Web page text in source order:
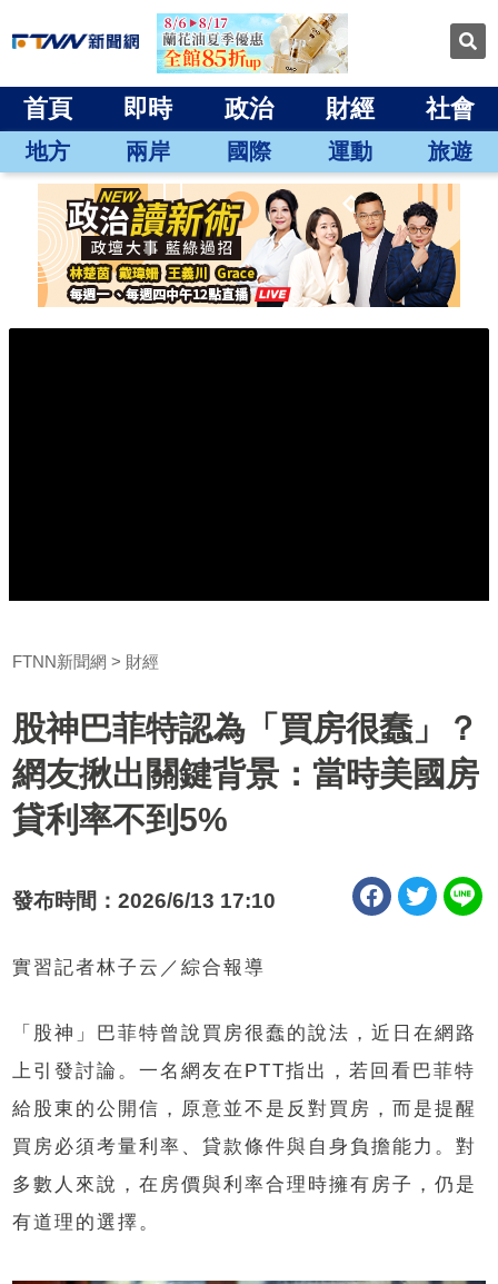
首頁 即時 政治 財經 社會
地方 兩岸 國際 運動 旅遊
FTNN新聞網 財經
股神巴菲特認為「買房很蠢」？
網友揪出關鍵背景：當時美國房
貸利率不到5%
發布時間：2026/6/13 17:10
實習記者林子云／綜合報導
「股神」巴菲特曾說買房很蠢的說法，近日在網路
上引發討論。一名網友在PTT指出，若回看巴菲特
給股東的公開信，原意並不是反對買房，而是提醒
買房必須考量利率、貸款條件與自身負擔能力。對
多數人來說，在房價與利率合理時擁有房子，仍是
有道理的選擇。